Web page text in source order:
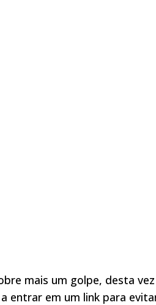
mais um golpe, desta
entrar em um link para